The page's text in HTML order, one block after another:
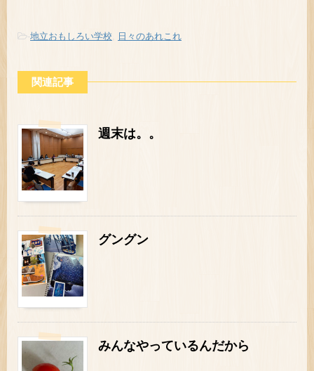
-地立おもしろい学校 日々のあれこれ
関連記事
週末は。。
グングン
みんなやっているんだから